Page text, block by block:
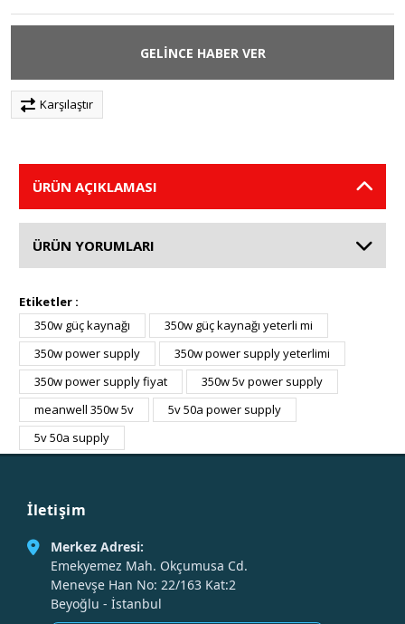
GELİNCE HABER VER
Karşılaştır
ÜRÜN AÇIKLAMASI
ÜRÜN YORUMLARI
Etiketler :
350w güç kaynağı
350w güç kaynağı yeterli mi
350w power supply
350w power supply yeterlimi
350w power supply fiyat
350w 5v power supply
meanwell 350w 5v
5v 50a power supply
5v 50a supply
İletişim
Merkez Adresi:
Emekyemez Mah. Okçumusa Cd.
Menevşe Han No: 22/163 Kat:2
Beyoğlu - İstanbul